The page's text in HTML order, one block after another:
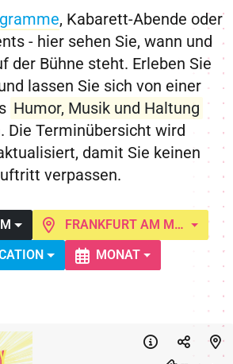
, Kabarett-Abende oder
- hier sehen Sie, wann und
der Bühne steht. Erleben Sie
lassen Sie sich von einer
Humor, Musik und Haltung
Die Terminübersicht wird
damit Sie keinen
verpassen.
FRANKFURT AM MAIN
MONAT